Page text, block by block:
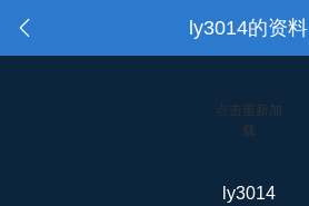
ly3014的资料
点击重新加
载
ly3014